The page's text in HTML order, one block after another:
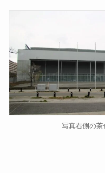
写真右側の